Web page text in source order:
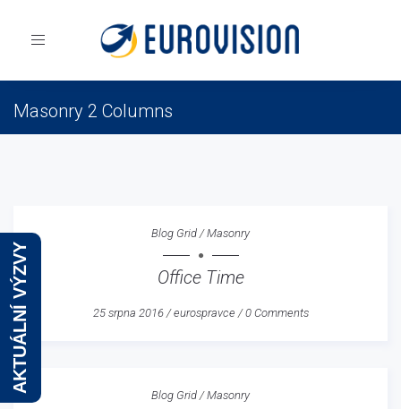
Toggle
Masonry 2 Columns
Blog Grid /Masonry
Office Time
25 srpna 2016/eurospravce /0 Comments
Blog Grid /Masonry
AKTUÁLNÍ VÝZVY